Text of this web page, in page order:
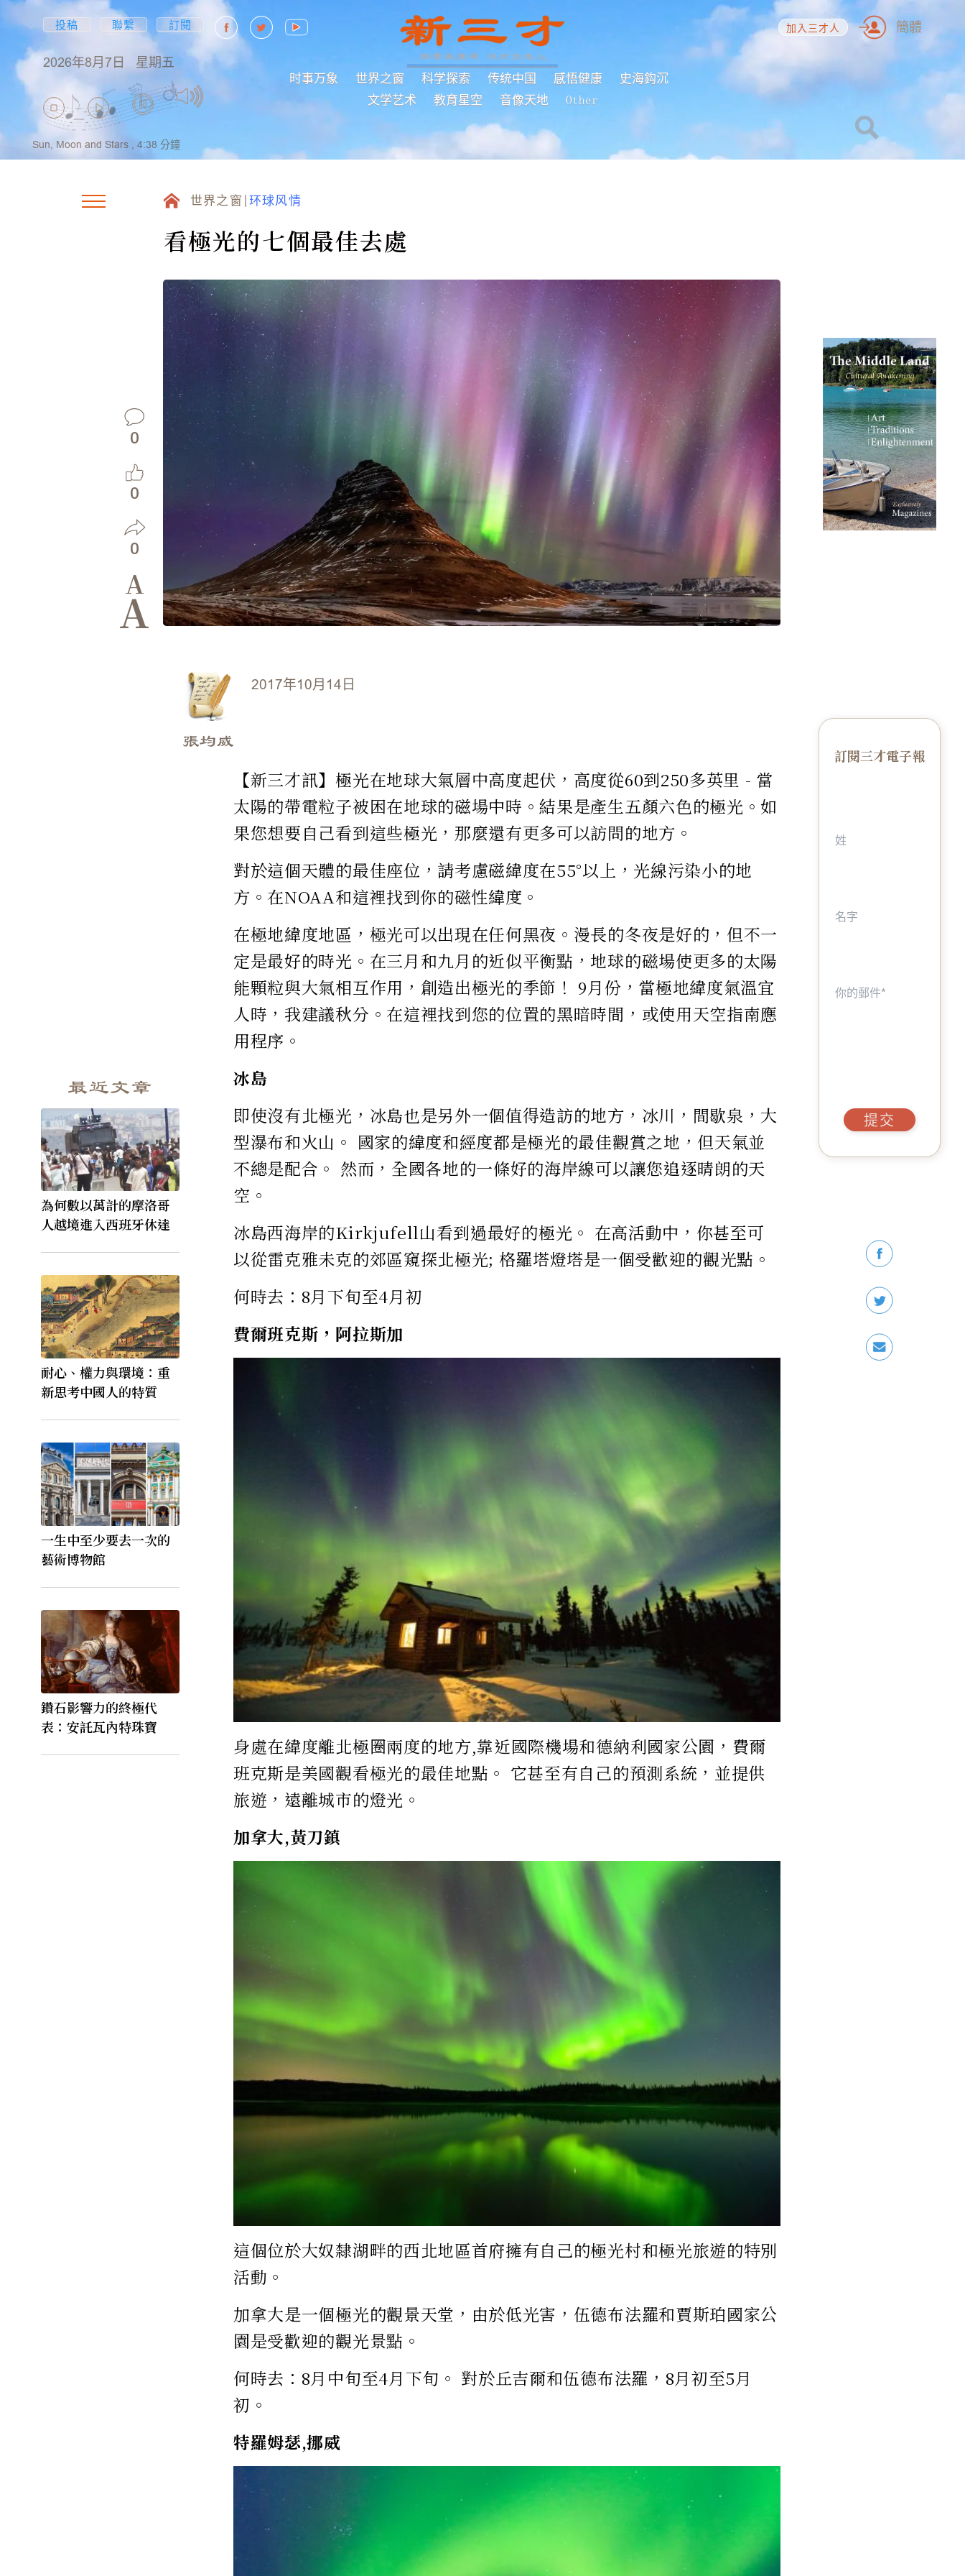
投稿 聯繫 訂閱
2026年8月7日 星期五
时事万象 世界之窗 科学探索 传统中国 感悟健康
史海鈎沉
文学艺术
教育星空 音像天地 Other
加入三才人 簡體
Sun, Moon and Stars , 4:38 分鐘
世界之窗 环球风情
看極光的七個最佳去處
0
0
0
A
A
最近文章
為何數以萬計的摩洛哥
人越境進入西班牙休達
耐心、權力與環境：重
新思考中國人的特質
一生中至少要去一次的
藝術博物館
鑽石影響力的終極代
表：安託瓦內特珠寶
2017年10月14日
張均威
【新三才訊】極光在地球大氣層中高度起伏，高度從60到250多英里 - 當
太陽的帶電粒子被困在地球的磁場中時。結果是產生五顏六色的極光。如
果您想要自己看到這些極光，那麼還有更多可以訪問的地方。
對於這個天體的最佳座位，請考慮磁緯度在55°以上，光線污染小的地
方。在NOAA和這裡找到你的磁性緯度。
在極地緯度地區，極光可以出現在任何黑夜。漫長的冬夜是好的，但不一
定是最好的時光。在三月和九月的近似平衡點，地球的磁場使更多的太陽
能顆粒與大氣相互作用，創造出極光的季節！ 9月份，當極地緯度氣溫宜
人時，我建議秋分。在這裡找到您的位置的黑暗時間，或使用天空指南應
用程序。
冰島
即使沒有北極光，冰島也是另外一個值得造訪的地方，冰川，間歇泉，大
型瀑布和火山。 國家的緯度和經度都是極光的最佳觀賞之地，但天氣並
不總是配合。 然而，全國各地的一條好的海岸線可以讓您追逐晴朗的天
空。
冰島西海岸的Kirkjufell山看到過最好的極光。 在高活動中，你甚至可
以從雷克雅未克的郊區窺探北極光; 格羅塔燈塔是一個受歡迎的觀光點。
何時去：8月下旬至4月初
費爾班克斯，阿拉斯加
身處在緯度離北極圈兩度的地方,靠近國際機場和德納利國家公園，費爾
班克斯是美國觀看極光的最佳地點。 它甚至有自己的預測系統，並提供
旅遊，遠離城市的燈光。
加拿大,黃刀鎮
這個位於大奴隸湖畔的西北地區首府擁有自己的極光村和極光旅遊的特別
活動。
加拿大是一個極光的觀景天堂，由於低光害，伍德布法羅和賈斯珀國家公
園是受歡迎的觀光景點。
何時去：8月中旬至4月下旬。 對於丘吉爾和伍德布法羅，8月初至5月
初。
特羅姆瑟,挪威
訂閱三才電子報
提交